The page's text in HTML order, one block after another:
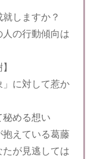
しますか？
の行動傾向は
」に対して惹か
秘める想い
抱えている葛藤
が見逃しては